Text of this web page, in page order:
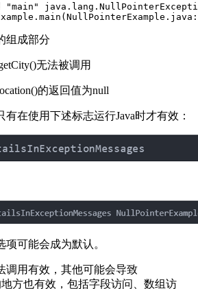
"main"
组成部分
无法被调用
的返回值为null
在使用下述标志运行Java时才有效：
可能会成为默认。
调用有效，其他可能会导致
地方也有效，包括字段访问、数组访